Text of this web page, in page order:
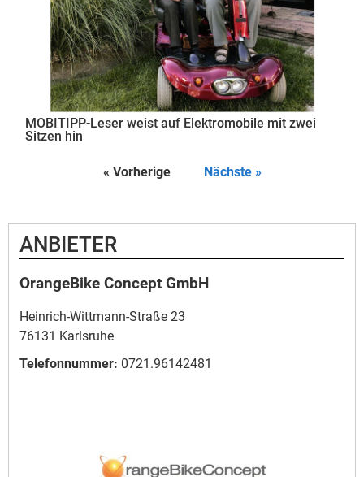
MOBITIPP-Leser weist auf Elektromobile mit zwei
Sitzen hin
« Vorherige Nächste »
ANBIETER
OrangeBike Concept GmbH
Heinrich-Wittmann-Straße 23
76131 Karlsruhe
Telefonnummer: 0721.96142481